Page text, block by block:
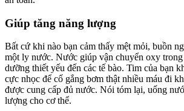
Giúp tăng năng lượng
Bất cứ khi nào bạn cảm thấy mệt mỏi, buồn
một ly nước. Nước giúp vận chuyển oxy trong
dưỡng thiết yếu đến các tế bào. Tim của bạn
cực nhọc để cố gắng bơm thật nhiều máu đi
được cung cấp đủ nước. Nói tóm lại, uống
lượng cho cơ thể.